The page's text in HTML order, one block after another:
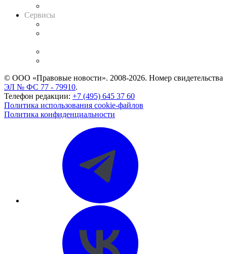
Сервисы
© ООО «Правовые новости». 2008-2026. Номер свидетельства
ЭЛ № ФС 77 - 79910.
Телефон редакции: +7 (495) 645 37 60
Политика использования cookie-файлов
Политика конфиденциальности